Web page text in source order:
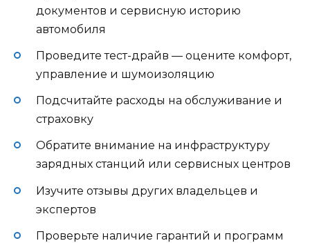
документов и сервисную историю
автомобиля
Проведите тест-драйв — оцените комфорт,
управление и шумоизоляцию
Подсчитайте расходы на обслуживание и
страховку
Обратите внимание на инфраструктуру
зарядных станций или сервисных центров
Изучите отзывы других владельцев и
экспертов
Проверьте наличие гарантий и программ